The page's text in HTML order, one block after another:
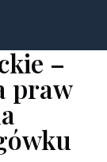
–
praw